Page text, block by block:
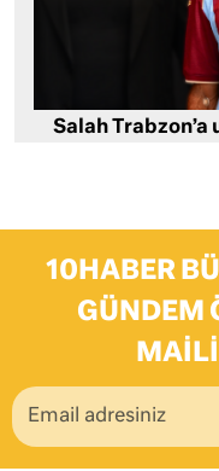
Salah Trabzon’a
10HABER
GÜNDEM